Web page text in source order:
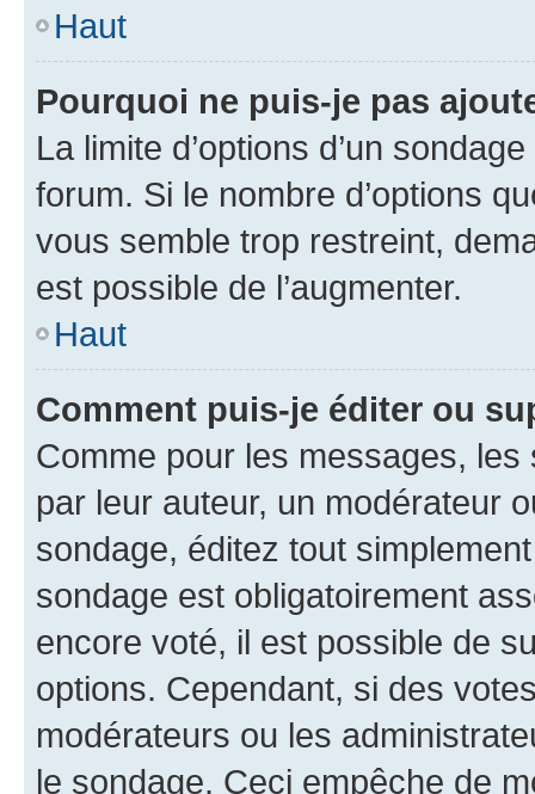
Haut
Pourquoi ne puis-je pas
La limite d’options d’un
forum. Si le nombre d’options
vous semble trop restreint,
est possible de l’augmenter.
Haut
Comment puis-je éditer ou
Comme pour les messages,
par leur auteur, un modérateur
sondage, éditez tout
sondage est obligatoirement
encore voté, il est possible de
options. Cependant, si des
modérateurs ou les
le sondage. Ceci empêche de